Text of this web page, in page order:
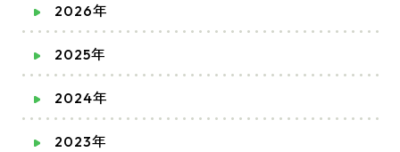
2026年
2025年
2024年
2023年